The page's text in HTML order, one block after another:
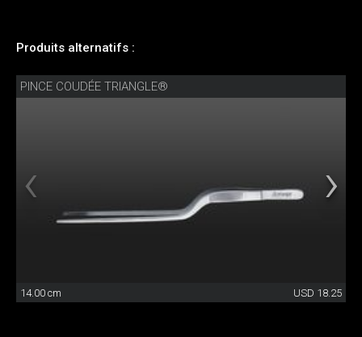
Produits alternatifs :
PINCE COUDÉE TRIANGLE®
14.00 cm USD 18.25